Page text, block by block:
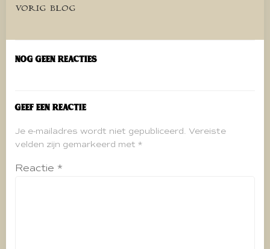
Bericht
navigatie
VORIG BLOG
Nog geen reacties
Geef een reactie
Je e-mailadres wordt niet gepubliceerd. Vereiste
velden zijn gemarkeerd met *
Reactie *